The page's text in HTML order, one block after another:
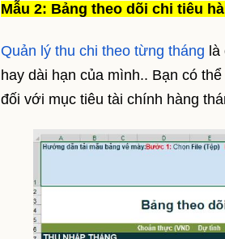
Mẫu 2: Bảng theo dõi chi tiêu
Quản lý thu chi theo từng tháng là
hay dài hạn của mình.. Bạn có
đối với mục tiêu tài chính hàng